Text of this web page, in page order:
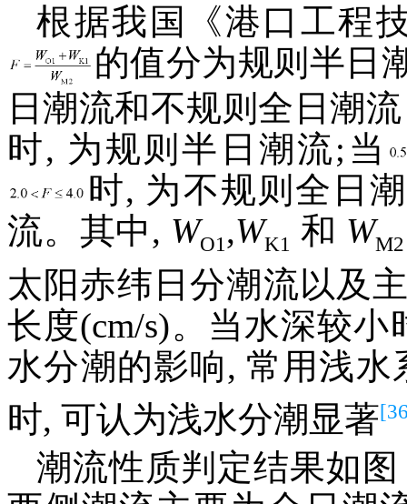
根据我国《港口工程
的值分为规则半日
日潮流和不规则全日潮
时, 为规则半日潮流;当
时, 为不规则全日
流。其中, WO1 ,WK1 和 WM2
太阳赤纬日分潮流以及
长度(cm/s)。当水深较
水分潮的影响, 常用浅水
时, 可认为浅水分潮显著
潮流性质判定结果如